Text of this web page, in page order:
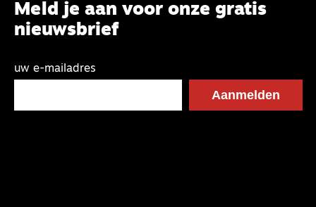
Meld je aan voor onze gratis
nieuwsbrief
uw e-mailadres